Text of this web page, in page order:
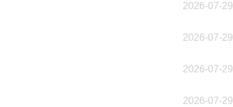
2026-07-29
2026-07-29
2026-07-29
2026-07-29